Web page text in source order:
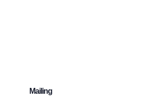
Mailing